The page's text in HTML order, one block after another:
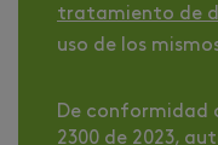
tratamiento de
uso de los
De conformidad
2300 de 2023,